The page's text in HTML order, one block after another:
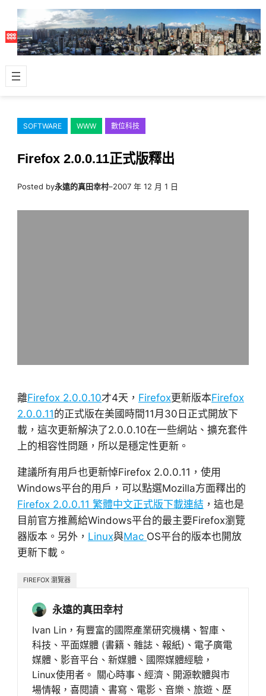
主
容
SOFTWARE WWW 數位科技
Firefox 2.0.0.11正式版釋出
Posted by永遠的真田幸村–2007 年 12 月 1 日
離Firefox 2.0.0.10才4天， Firefox更新版本Firefox
2.0.0.11的正式版在美國時間11月30日正式開放下
載，這次更新解決了2.0.0.10在一些網站、擴充套件
上的相容性問題，所以是穩定性更新。
建議所有用戶也更新悼Firefox 2.0.0.11，使用
Windows平台的用戶，可以點選Mozilla方面釋出的
Firefox 2.0.0.11 繁體中文正式版下載連結，這也是
目前官方推薦給Windows平台的最主要Firefox瀏覽
器版本。另外， Linux與Mac OS平台的版本也開放
更新下載。
FIREFOX 瀏覽器
永遠的真田幸村
Ivan Lin，有豐富的國際產業研究機構、智庫、
科技、平面媒體 (書籍、雜誌、報紙)、電子廣電
媒體、影音平台、新媒體、國際媒體經驗，
Linux使用者。 關心時事、經濟、開源軟體與市
場情報，喜閱讀、書寫、電影、音樂、旅遊、歷